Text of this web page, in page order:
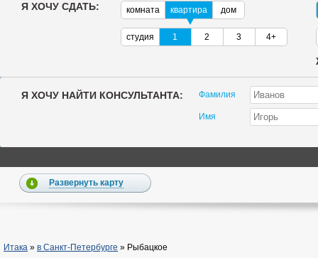
Я ХОЧУ СДАТЬ: комната квартира дом
студия 1 2 3 4+
Я ХОЧУ НАЙТИ КОНСУЛЬТАНТА: Фамилия
Имя
Развернуть карту
Итака » в Санкт-Петербурге » Рыбацкое